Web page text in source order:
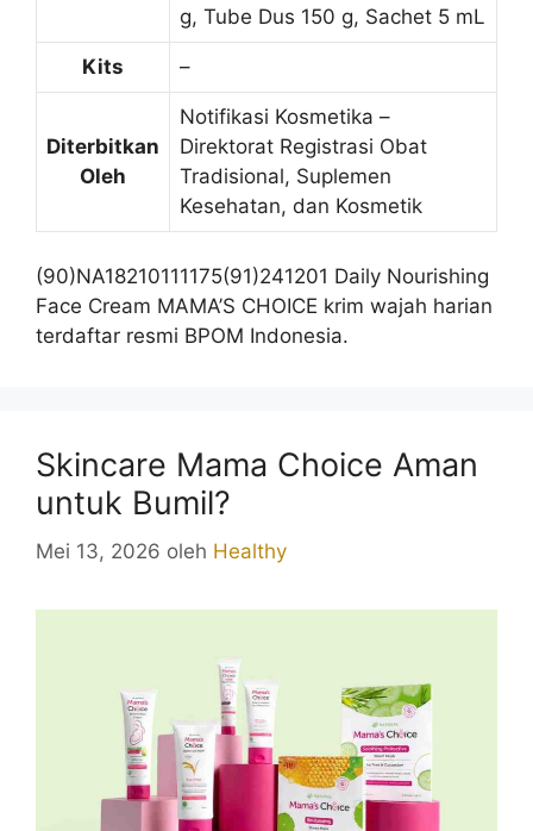
g, Tube Dus 150 g, Sachet 5 mL
Kits –
Diterbitkan
Oleh
Notifikasi Kosmetika –
Direktorat Registrasi Obat
Tradisional, Suplemen
Kesehatan, dan Kosmetik
(90)NA18210111175(91)241201 Daily Nourishing
Face Cream MAMA’S CHOICE krim wajah harian
terdaftar resmi BPOM Indonesia.
Skincare Mama Choice Aman
untuk Bumil?
Mei 13, 2026 oleh Healthy